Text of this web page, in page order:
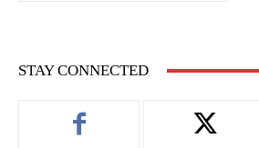
STAY CONNECTED